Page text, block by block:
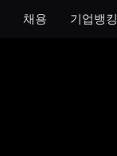
채용 기업뱅킹